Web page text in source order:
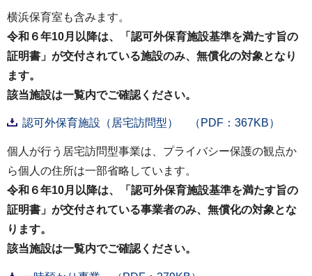
横浜保育室も含みます。
令和６年10月以降は、「認可外保育施設基準を満たす旨の
証明書」が交付されている施設のみ、無償化の対象となり
ます。
該当施設は一覧内でご確認ください。
認可外保育施設（居宅訪問型） （PDF：367KB）
個人が行う居宅訪問型事業は、プライバシー保護の観点か
ら個人の住所は一部省略しています。
令和６年10月以降は、「認可外保育施設基準を満たす旨の
証明書」が交付されている事業者のみ、無償化の対象とな
ります。
該当施設は一覧内でご確認ください。